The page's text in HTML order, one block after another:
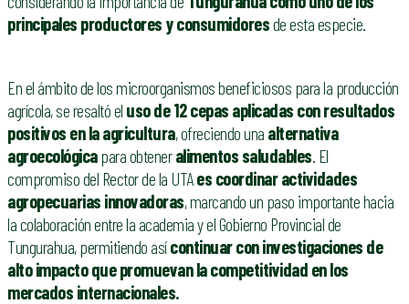
principales productores y consumidoresde esta especie.
En el ámbito de los microorganismos beneficiosos para la producción
agrícola, se resaltó el uso de 12 cepas aplicadas con resultados
positivos en la agricultura, ofreciendo una alternativa
agroecológicapara obteneralimentos saludables . El
compromiso del Rector de la UTAes coordinar actividades
agropecuarias innovadoras, marcando un paso importante hacia
la colaboración entre la academia y el Gobierno Provincial de
Tungurahua, permitiendo asícontinuar con investigaciones de
alto impacto que promuevan la competitividad en los
mercados internacionales.